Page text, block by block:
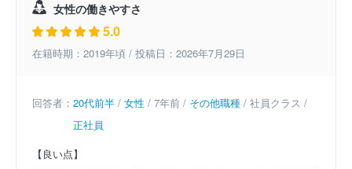
女性の働きやすさ
5.0
在籍時期：2019年頃 / 投稿日：2026年7月29日
回答者： 20代前半 / 女性 / 7年前 / その他職種 / 社員クラス /
正社員
【良い点】